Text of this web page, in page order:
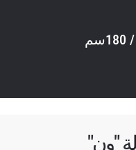
"ون"